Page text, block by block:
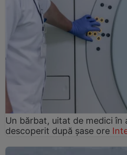
Un bărbat, uitat de medici în
descoperit după șase ore